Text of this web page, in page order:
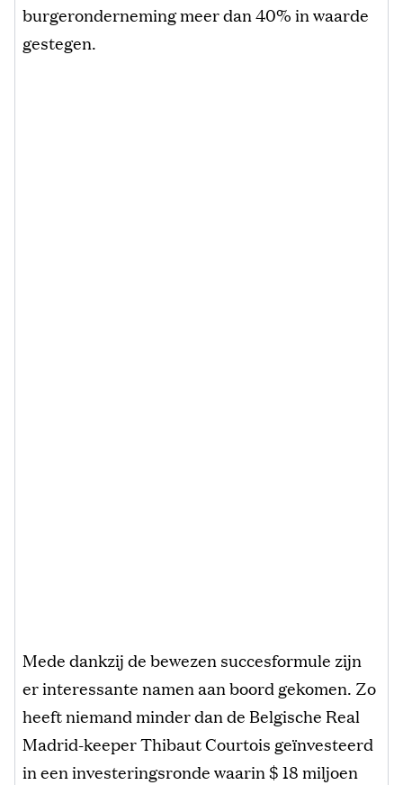
burgeronderneming meer dan 40% in waarde
gestegen.
Mede dankzij de bewezen succesformule zijn
er interessante namen aan boord gekomen. Zo
heeft niemand minder dan de Belgische Real
Madrid-keeper Thibaut Courtois geïnvesteerd
in een investeringsronde waarin $ 18 miljoen